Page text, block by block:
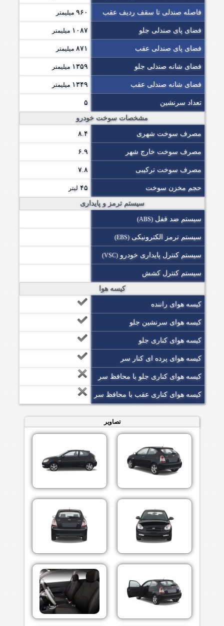
فاصله صندلی تا سقف ردیف عقب ۹۶۰ میلیمتر
فضای پای صندلی جلو ۱۰۸۷ میلیمتر
فضای پای صندلی عقب ۸۷۱ میلیمتر
فضای شانه صندلی جلو ۱۳۵۹ میلیمتر
فضای شانه صندلی عقب ۱۳۴۹ میلیمتر
تعداد سرنشین ۵
مشخصات سوخت خودرو
مصرف سوخت شهری ۸.۴
مصرف سوخت خارج شهر ۶.۹
مصرف سوخت ترکیبی ۷.۸
حجم مخزن سوخت ۴۵ لیتر
سیستم ترمز و پایداری
سیستم ضد قفل (ABS)
سیستم ترمز الکترونیکی (EBS)
سیستم کنترل پایداری خودرو (VSC)
سیستم کنترل کشش
کیسه هوا
کیسه هوای راننده
کیسه هوای سرنشین جلو
کیسه هوای کناری جلو
کیسه هوای پرده ای کنار سر
کیسه هوای کناری جلو با محافظ سر
کیسه هوای کناری عقب با محافظ سر
تصاویر